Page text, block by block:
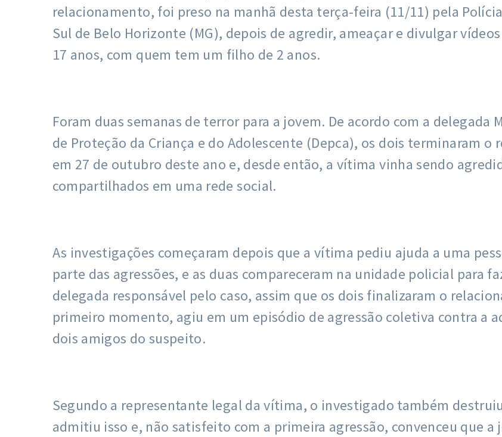
relacionamento, foi preso na manhã desta terça-feira (11/11) pela
Sul de Belo Horizonte (MG), depois de agredir, ameaçar e divulgar
17 anos, com quem tem um filho de 2 anos.
Foram duas semanas de terror para a jovem. De acordo com a delegada
de Proteção da Criança e do Adolescente (Depca), os dois terminaram
em 27 de outubro deste ano e, desde então, a vítima vinha sendo
compartilhados em uma rede social.
As investigações começaram depois que a vítima pediu ajuda a uma
parte das agressões, e as duas compareceram na unidade policial para
delegada responsável pelo caso, assim que os dois finalizaram o
primeiro momento, agiu em um episódio de agressão coletiva contra a
dois amigos do suspeito.
Segundo a representante legal da vítima, o investigado também
admitiu isso e, não satisfeito com a primeira agressão, convenceu que a